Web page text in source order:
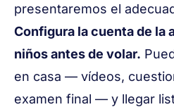
presentaremos el
Configura la cuenta de la
niños antes de volar.
en casa — vídeos,
examen final — y llegar